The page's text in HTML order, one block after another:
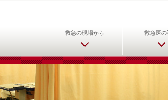
日本救急医学会 救急
救急の現場から 救急医の